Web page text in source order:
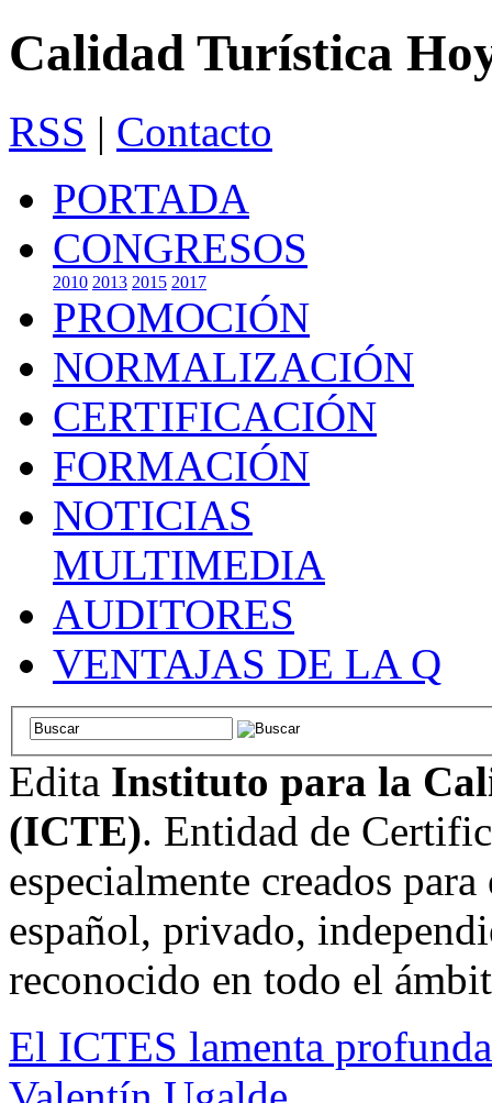
Calidad Turística
RSS | Contacto
PORTADA
CONGRESOS
2010 2013 2015 2017
PROMOCIÓN
NORMALIZACIÓN
CERTIFICACIÓN
FORMACIÓN
NOTICIAS
MULTIMEDIA
AUDITORES
VENTAJAS DE LA Q
Edita Instituto para la
(ICTE). Entidad de
especialmente creados
español, privado,
reconocido en todo el
El ICTES lamenta